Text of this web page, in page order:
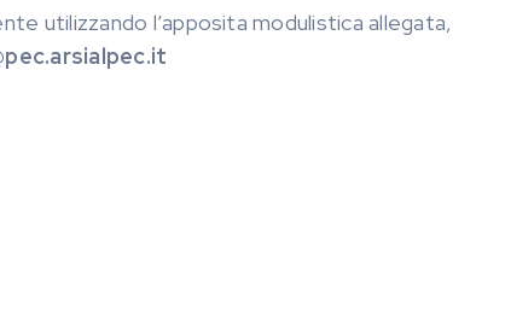
utilizzando l’apposita modulistica allegata,